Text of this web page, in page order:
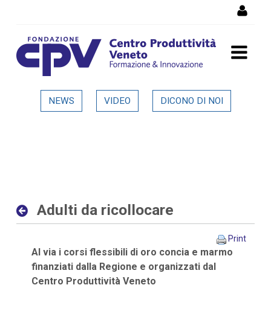
Adulti da ricollocare -
NEWS VIDEO DICONO DI NOI
Adulti da ricollocare
Print
Al via i corsi flessibili di oro concia e marmo
finanziati dalla Regione e organizzati dal
Centro Produttività Veneto